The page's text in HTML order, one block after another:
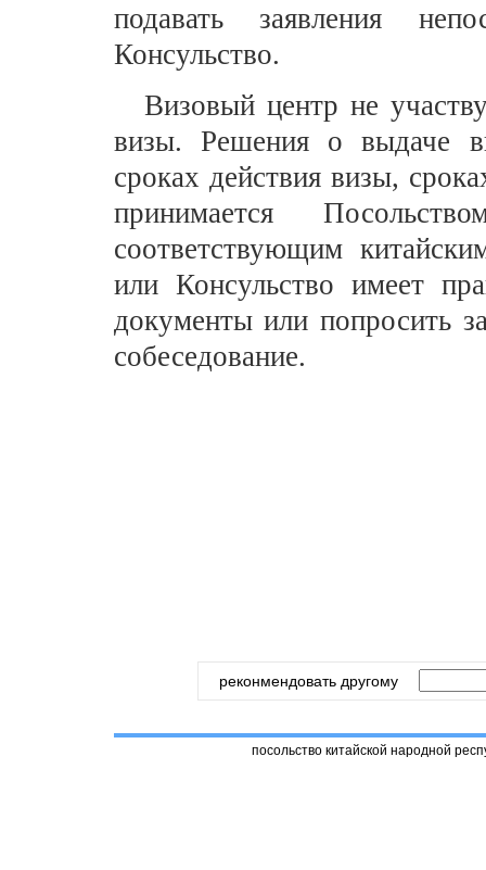
подавать заявления
Консульство.
Визовый центр не
визы. Решения о выдаче
сроках действия визы,
принимается
соответствующим
или Консульство имеет
документы или попросить
собеседование.
реконмендовать другому
посольство китайской народной